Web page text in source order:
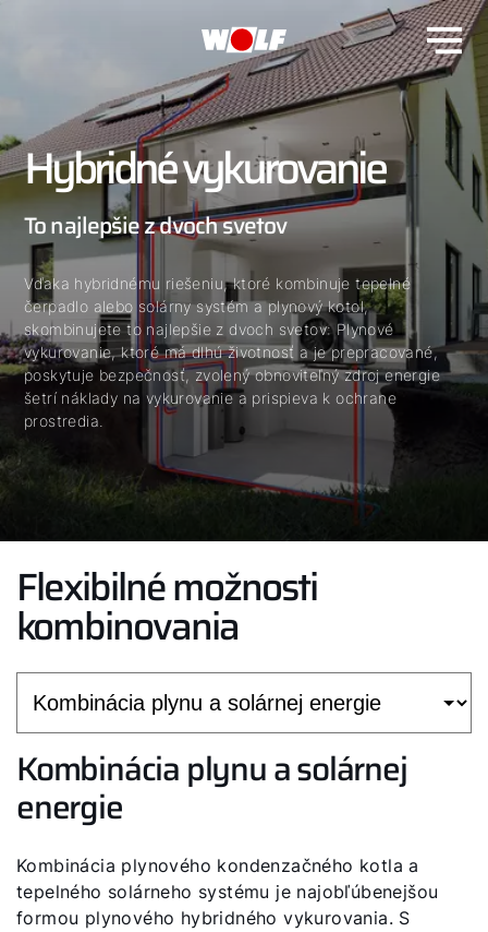
Hybridné vykurovanie
To najlepšie z dvoch svetov
Vďaka hybridnému riešeniu, ktoré kombinuje tepelné
čerpadlo alebo solárny systém a plynový kotol,
skombinujete to najlepšie z dvoch svetov: Plynové
vykurovanie, ktoré má dlhú životnosť a je prepracované,
poskytuje bezpečnosť, zvolený obnoviteľný zdroj energie
šetrí náklady na vykurovanie a prispieva k ochrane
prostredia.
Flexibilné možnosti
kombinovania
Kombinácia plynu a solárnej
energie
Kombinácia plynového kondenzačného kotla a
tepelného solárneho systému je najobľúbenejšou
formou plynového hybridného vykurovania. S